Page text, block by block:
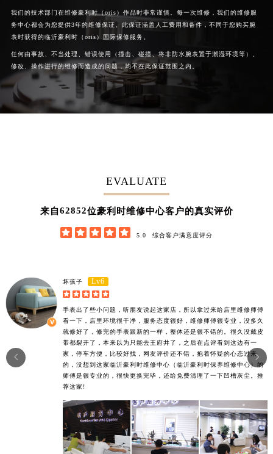
我们的技术部门在维修豪利时（oris）作品时非常谨慎。每一次维修，我们的维修服
务中心都会为您提供3年的维修保证。此保证涵盖人工费用和备件，不同于您购买腕
表时获得的临沂豪利时（oris）国际保修服务。
任何由事故、不当处理、错误使用（撞击、碰撞、将非防水腕表置于潮湿环境等）、
修改、操作进行的维修而造成的问题，均不在此保证范围之内。
EVALUATE
来自62852位豪利时维修中心客户的真实评价
     5.0 综合客户满意度评分
坏孩子 Lv6
    
手表出了些小问题，听朋友说起这家店，所以拿过来给店里维修师傅
看一下，店里环境很干净，服务态度很好，维修师傅很专业，没多久
就修好了，修完的手表跟新的一样，整体还是很不错的。很久没戴皮
带都裂开了，本来以为只能去王府井了，之后在点评看到这边有一
家，停车方便，比较好找，网友评价还不错，抱着怀疑的心态过来
的，没想到这家临沂豪利时维修中心（临沂豪利时保养维修中心）的
师傅是很专业的，很快更换完毕，还给免费清理了一下凹槽灰尘。推
荐这家!

